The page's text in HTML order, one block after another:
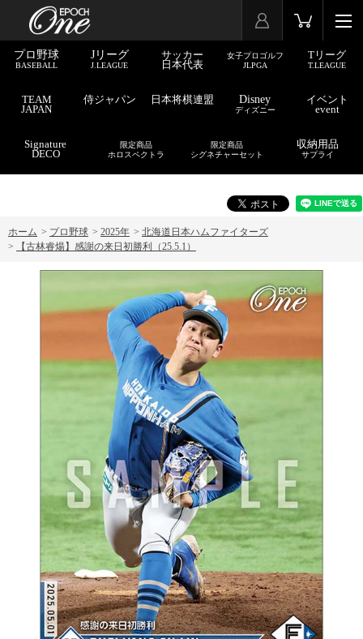
プロ野球
BASEBALL
Jリーグ
J.LEAGUE
サッカー
日本代表
女子プロゴルフ
JLPGA
Tリーグ
T.LEAGUE
TEAM
JAPAN
侍ジャパン 日本将棋連盟 Disney
ディズニー
イベント
event
Signature
DECO
限定商品
ホロスペクトラ
限定商品
シグネチャーセット
収納用品
サプライ
ホーム > プロ野球 > 2025年 > 北海道日本ハムファイターズ
>
【古林睿煬】感謝の来日初勝利（25.5.1）